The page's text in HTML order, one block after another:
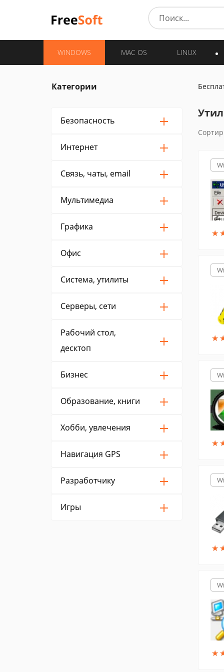
WINDOWS MAC OS LINUX
Категории
Безопасность
Интернет
Связь, чаты, email
Мультимедиа
Графика
Офис
Система, утилиты
Серверы, сети
Рабочий стол,
десктоп
Бизнес
Образование, книги
Хобби, увлечения
Навигация GPS
Разработчику
Игры
★
★
★
★
★
★
★
★
★
★